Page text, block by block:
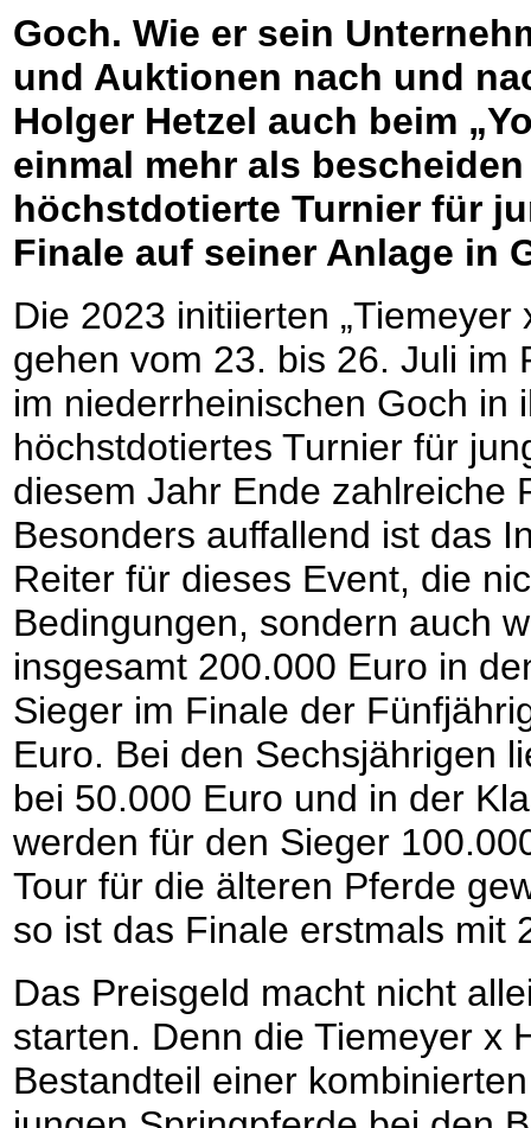
Goch. Wie er sein
und Auktionen nach und
Holger Hetzel auch beim
einmal mehr als
höchstdotierte Turnier für
Finale auf seiner Anlage in
Die 2023 initiierten
gehen vom 23. bis 26. Juli im
im niederrheinischen Goch in
höchstdotiertes Turnier für
diesem Jahr Ende zahlreiche
Besonders auffallend ist das
Reiter für dieses Event, die
Bedingungen, sondern auch
insgesamt 200.000 Euro in
Sieger im Finale der
Euro. Bei den Sechsjährigen
bei 50.000 Euro und in der
werden für den Sieger
Tour für die älteren Pferde
so ist das Finale erstmals mit
Das Preisgeld macht nicht
starten. Denn die Tiemeyer x
Bestandteil einer